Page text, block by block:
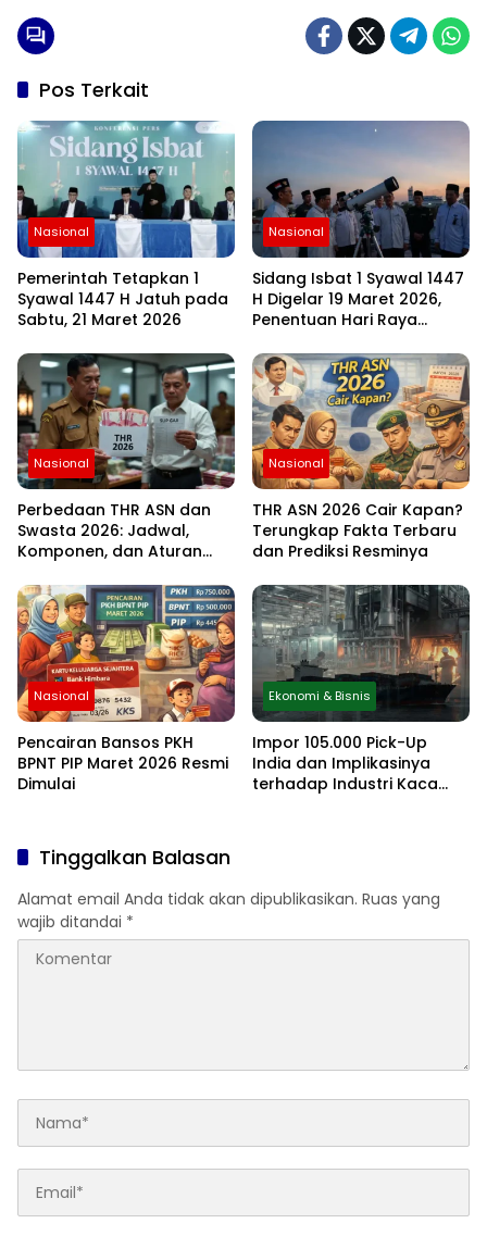
Pos Terkait
Nasional
Pemerintah Tetapkan 1
Syawal 1447 H Jatuh pada
Sabtu, 21 Maret 2026
Nasional
Sidang Isbat 1 Syawal 1447
H Digelar 19 Maret 2026,
Penentuan Hari Raya
Rukyat Hilal
Nasional
Perbedaan THR ASN dan
Swasta 2026: Jadwal,
Komponen, dan Aturan
Nasional
THR ASN 2026 Cair Kapan?
Terungkap Fakta Terbaru
dan Prediksi Resminya
Nasional
Pencairan Bansos PKH
BPNT PIP Maret 2026 Resmi
Dimulai
Ekonomi & Bisnis
Impor 105.000 Pick-Up
India dan Implikasinya
terhadap Industri Kaca
Tinggalkan Balasan
Alamat email Anda tidak akan dipublikasikan. Ruas yang
wajib ditandai *